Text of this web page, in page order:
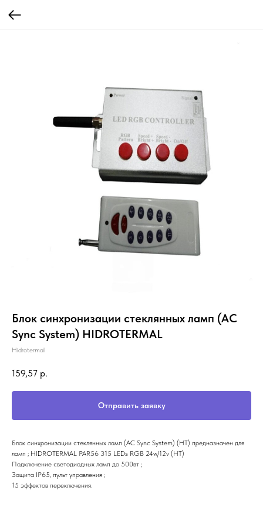
Блок синхронизации стеклянных ламп (AC
Sync System) HIDROTERMAL
Hidrotermal
159,57 р.
Отправить заявку
Блок синхронизации стеклянных ламп (AC Sync System) (HT) предназначен для
ламп ; HIDROTERMAL PAR56 315 LEDs RGB 24w/12v (НТ)
Подключение светодиодных ламп до 500вт ;
Защита IP65, пульт управления ;
15 эффектов переключения.